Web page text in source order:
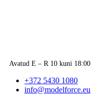
Avatud E – R 10 kuni 18:00
+372 5430 1080
info@modelforce.eu